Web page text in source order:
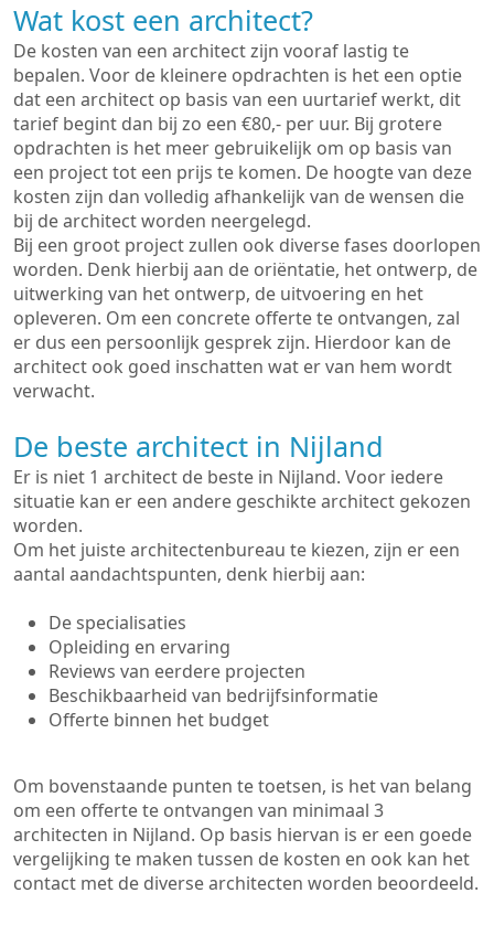
Wat kost een architect?
De kosten van een architect zijn vooraf lastig te
bepalen. Voor de kleinere opdrachten is het een optie
dat een architect op basis van een uurtarief werkt, dit
tarief begint dan bij zo een €80,- per uur. Bij grotere
opdrachten is het meer gebruikelijk om op basis van
een project tot een prijs te komen. De hoogte van deze
kosten zijn dan volledig afhankelijk van de wensen die
bij de architect worden neergelegd.
Bij een groot project zullen ook diverse fases doorlopen
worden. Denk hierbij aan de oriëntatie, het ontwerp, de
uitwerking van het ontwerp, de uitvoering en het
opleveren. Om een concrete offerte te ontvangen, zal
er dus een persoonlijk gesprek zijn. Hierdoor kan de
architect ook goed inschatten wat er van hem wordt
verwacht.
De beste architect in Nijland
Er is niet 1 architect de beste in Nijland. Voor iedere
situatie kan er een andere geschikte architect gekozen
worden.
Om het juiste architectenbureau te kiezen, zijn er een
aantal aandachtspunten, denk hierbij aan:
De specialisaties
Opleiding en ervaring
Reviews van eerdere projecten
Beschikbaarheid van bedrijfsinformatie
Offerte binnen het budget
Om bovenstaande punten te toetsen, is het van belang
om een offerte te ontvangen van minimaal 3
architecten in Nijland. Op basis hiervan is er een goede
vergelijking te maken tussen de kosten en ook kan het
contact met de diverse architecten worden beoordeeld.